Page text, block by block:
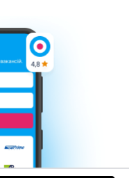
Кар’єра
Умови використання